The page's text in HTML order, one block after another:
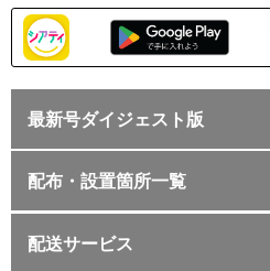
最新号ダイジェスト版
配布・設置箇所一覧
配送サービス